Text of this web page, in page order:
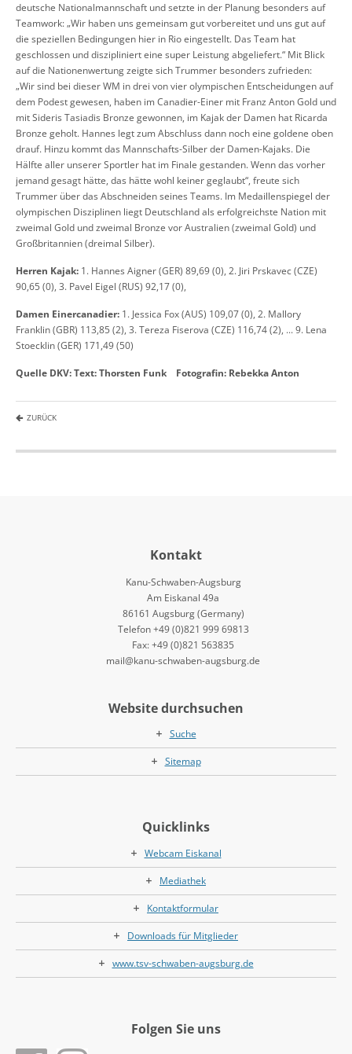
deutsche Nationalmannschaft und setzte in der Planung besonders auf
Teamwork: „Wir haben uns gemeinsam gut vorbereitet und uns gut auf
die speziellen Bedingungen hier in Rio eingestellt. Das Team hat
geschlossen und diszipliniert eine super Leistung abgeliefert.“ Mit Blick
auf die Nationenwertung zeigte sich Trummer besonders zufrieden:
„Wir sind bei dieser WM in drei von vier olympischen Entscheidungen auf
dem Podest gewesen, haben im Canadier-Einer mit Franz Anton Gold und
mit Sideris Tasiadis Bronze gewonnen, im Kajak der Damen hat Ricarda
Bronze geholt. Hannes legt zum Abschluss dann noch eine goldene oben
drauf. Hinzu kommt das Mannschafts-Silber der Damen-Kajaks. Die
Hälfte aller unserer Sportler hat im Finale gestanden. Wenn das vorher
jemand gesagt hätte, das hätte wohl keiner geglaubt“, freute sich
Trummer über das Abschneiden seines Teams. Im Medaillenspiegel der
olympischen Disziplinen liegt Deutschland als erfolgreichste Nation mit
zweimal Gold und zweimal Bronze vor Australien (zweimal Gold) und
Großbritannien (dreimal Silber).
Herren Kajak: 1. Hannes Aigner (GER) 89,69 (0), 2. Jiri Prskavec (CZE)
90,65 (0), 3. Pavel Eigel (RUS) 92,17 (0),
Damen Einercanadier: 1. Jessica Fox (AUS) 109,07 (0), 2. Mallory
Franklin (GBR) 113,85 (2), 3. Tereza Fiserova (CZE) 116,74 (2), ... 9. Lena
Stoecklin (GER) 171,49 (50)
Quelle DKV: Text: Thorsten Funk Fotografin: Rebekka Anton
ZURÜCK
Kontakt
Kanu-Schwaben-Augsburg
Am Eiskanal 49a
86161 Augsburg (Germany)
Telefon +49 (0)821 999 69813
Fax: +49 (0)821 563835
mail@kanu-schwaben-augsburg.de
Website durchsuchen
Suche
Sitemap
Quicklinks
Webcam Eiskanal
Mediathek
Kontaktformular
Downloads für Mitglieder
www.tsv-schwaben-augsburg.de
Folgen Sie uns